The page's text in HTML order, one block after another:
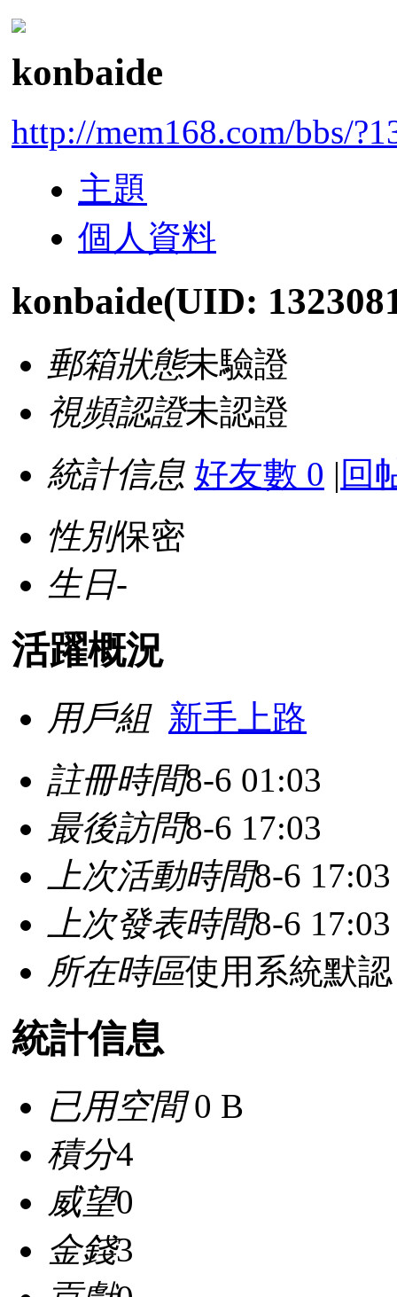
konbaide
http://mem168.com/bbs/
主題
個人資料
konbaide(UID:
郵箱狀態未驗證
視頻認證未認證
統計信息 好友數 0 | 回
性別保密
生日-
活躍概況
用戶組 新手上路
註冊時間8-6 01:03
最後訪問8-6 17:03
上次活動時間8-6 17:03
上次發表時間8-6 17:03
所在時區使用系統默認
統計信息
已用空間0 B
積分4
威望0
金錢3